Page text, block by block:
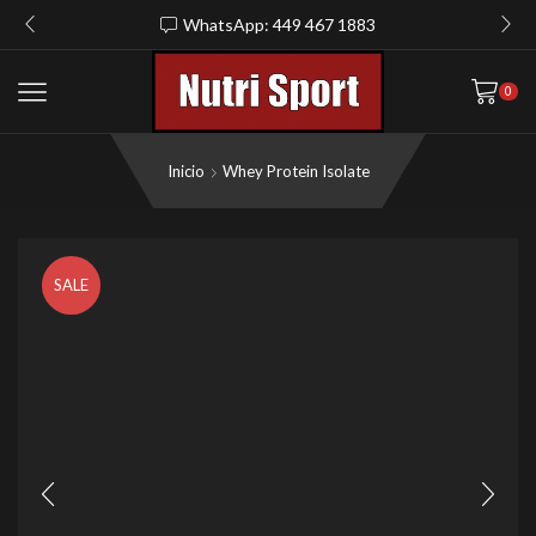
WhatsApp: 449 467 1883
0
Inicio Whey Protein Isolate
SALE